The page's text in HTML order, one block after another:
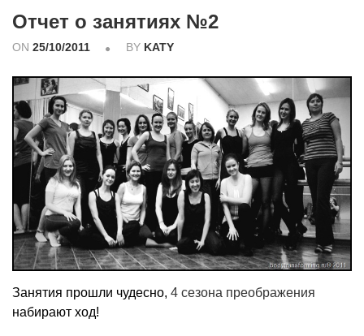
Отчет о занятиях №2
ON 25/10/2011 BY KATY
Занятия прошли чудесно, 4 сезона преображения
набирают ход!